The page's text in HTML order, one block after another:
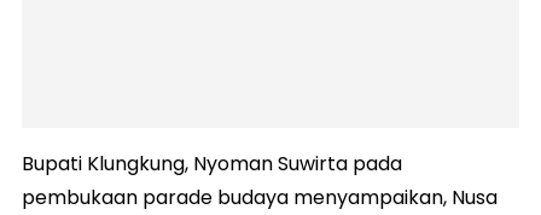
Bupati Klungkung, Nyoman Suwirta pada
pembukaan parade budaya menyampaikan, Nusa